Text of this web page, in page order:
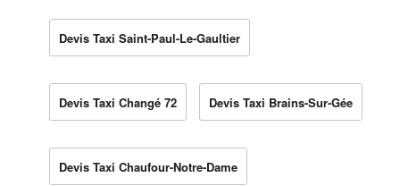
Devis Taxi Saint-Paul-Le-Gaultier
Devis Taxi Changé 72 Devis Taxi Brains-Sur-Gée
Devis Taxi Chaufour-Notre-Dame